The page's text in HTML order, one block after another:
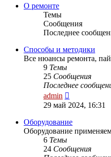
О ремонте
Темы
Сообщения
Последнее
Способы и методики
Все нюансы ремонта,
9 Темы
25 Сообщения
Последнее
admin
к
сообщению
29 май 2024, 16:31
Оборудование
Оборудование
6 Темы
24 Сообщения